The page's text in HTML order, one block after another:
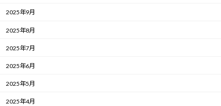
2025年9月
2025年8月
2025年7月
2025年6月
2025年5月
2025年4月